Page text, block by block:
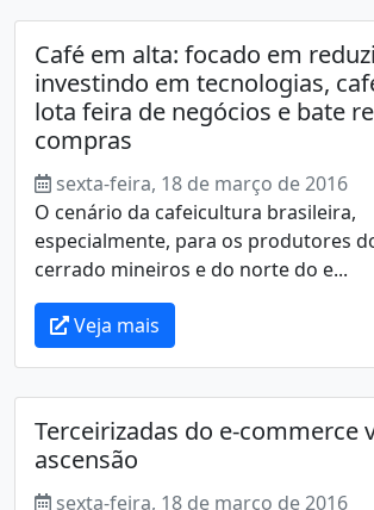
Café em alta: focado em
investindo em tecnologias,
lota feira de negócios e bate
compras
sexta-feira, 18 de março de 2016
O cenário da cafeicultura brasileira,
especialmente, para os produtores
cerrado mineiros e do norte do e...
Veja mais
Terceirizadas do e-commerce
ascensão
sexta-feira, 18 de março de 2016